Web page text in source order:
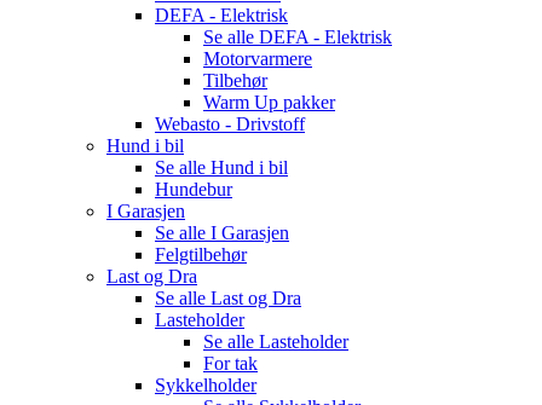
DEFA - Elektrisk
Se alle DEFA - Elektrisk
Motorvarmere
Tilbehør
Warm Up pakker
Webasto - Drivstoff
Hund i bil
Se alle Hund i bil
Hundebur
I Garasjen
Se alle I Garasjen
Felgtilbehør
Last og Dra
Se alle Last og Dra
Lasteholder
Se alle Lasteholder
For tak
Sykkelholder